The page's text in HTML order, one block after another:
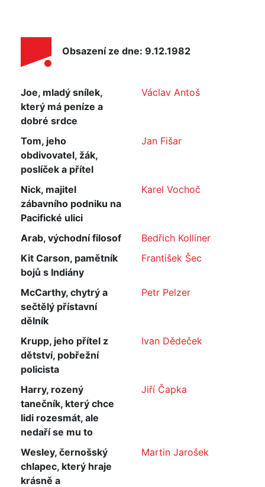
Obsazení ze dne: 9.12.1982
Joe, mladý snílek,
který má peníze a
dobré srdce
Václav Antoš
Tom, jeho
obdivovatel, žák,
poslíček a přítel
Jan Fišar
Nick, majitel
zábavního podniku na
Pacifické ulici
Karel Vochoč
Arab, východní filosof
Bedřich Kolliner
Kit Carson, pamětník
bojů s Indiány
František Šec
McCarthy, chytrý a
sečtělý přístavní
dělník
Petr Pelzer
Krupp, jeho přítel z
dětství, pobřežní
policista
Ivan Dědeček
Harry, rozený
tanečník, který chce
lidi rozesmát, ale
nedaří se mu to
Jiří Čapka
Wesley, černošský
chlapec, který hraje
krásně a
Martin Jarošek